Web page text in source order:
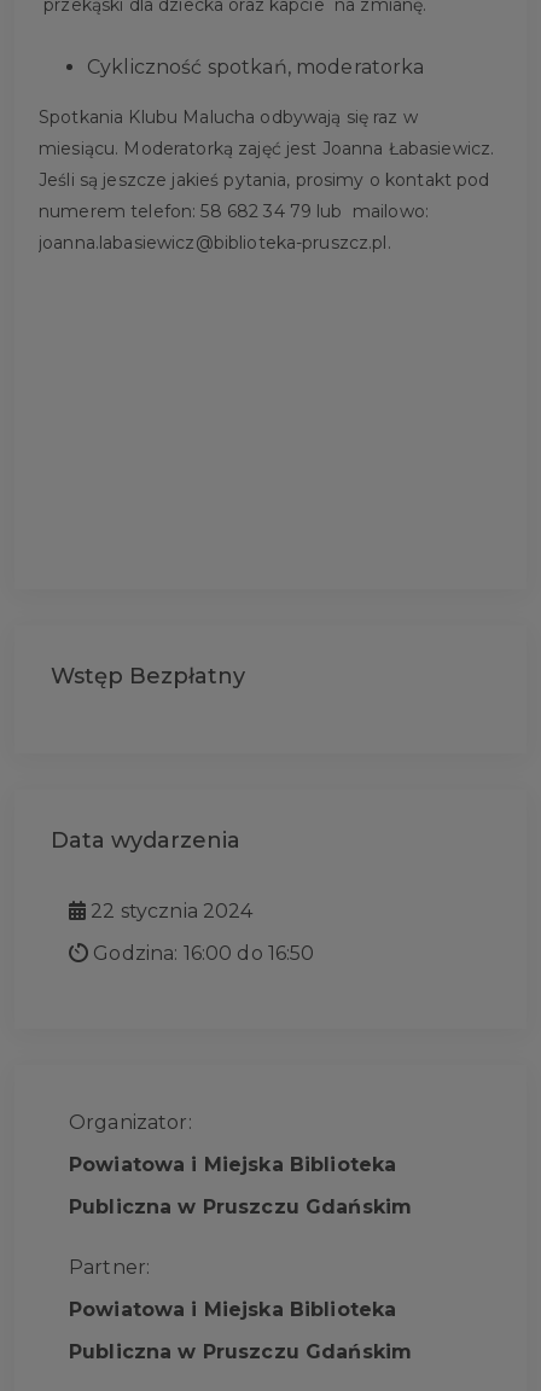
przekąski dla dziecka oraz kapcie na zmianę.
Cykliczność spotkań, moderatorka
Spotkania Klubu Malucha odbywają się raz w
miesiącu. Moderatorką zajęć jest Joanna Łabasiewicz.
Jeśli są jeszcze jakieś pytania, prosimy o kontakt pod
numerem telefon: 58 682 34 79 lub mailowo:
joanna.labasiewicz@biblioteka-pruszcz.pl.
Wstęp Bezpłatny
Data wydarzenia
22 stycznia 2024
Godzina: 16:00 do 16:50
Organizator:
Powiatowa i Miejska Biblioteka
Publiczna w Pruszczu Gdańskim
Partner:
Powiatowa i Miejska Biblioteka
Publiczna w Pruszczu Gdańskim